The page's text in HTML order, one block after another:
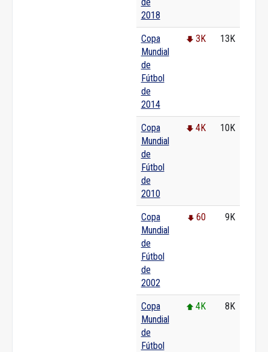
2018
Copa
Mundial
de
Fútbol
de
2014
3K 13K
Copa
Mundial
de
Fútbol
de
2010
4K 10K
Copa
Mundial
de
Fútbol
de
2002
60 9K
Copa
Mundial
de
Fútbol
4K 8K